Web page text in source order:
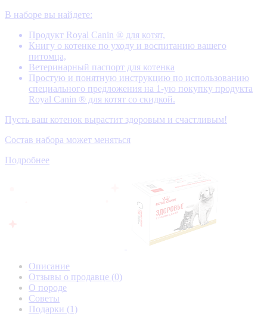
В наборе вы найдете:
Продукт Royal Canin ® для котят,
Книгу о котенке по уходу и воспитанию вашего
питомца,
Ветеринарный паспорт для котенка
Простую и понятную инструкцию по использованию
специального предложения на 1-ую покупку продукта
Royal Canin ® для котят со скидкой.
Пусть ваш котенок вырастит здоровым и счастливым!
Состав набора может меняться
Подробнее
Описание
Отзывы о продавце (0)
О породе
Советы
Подарки (1)